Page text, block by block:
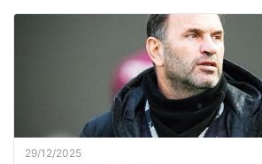
29/12/2025